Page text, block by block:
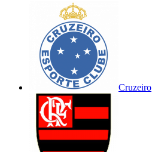
Cruzeiro